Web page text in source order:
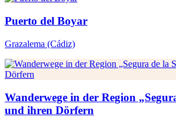
Puerto del Boyar
Grazalema (Cádiz)
Wanderwege in der Region
und ihren Dörfern